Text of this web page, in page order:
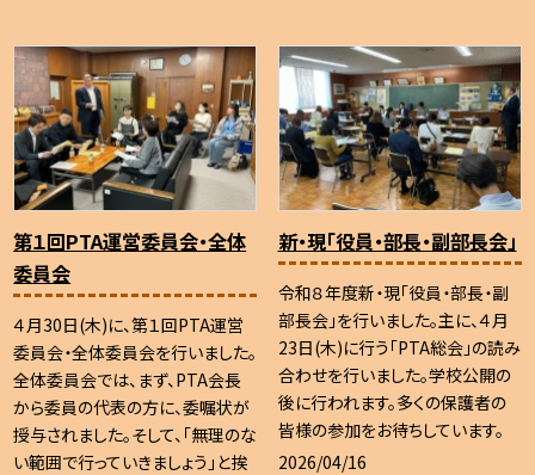
第１回PTA運営委員会・全体
委員会
４月30日(木)に、第１回PTA運営
委員会・全体委員会を行いました。
全体委員会では、まず、PTA会長
から委員の代表の方に、委嘱状が
授与されました。そして、「無理のな
い範囲で行っていきましょう」と挨
新・現「役員・部長・副部長会」
令和８年度新・現「役員・部長・副
部長会」を行いました。主に、４月
23日(木)に行う「PTA総会」の読み
合わせを行いました。学校公開の
後に行われます。多くの保護者の
皆様の参加をお待ちしています。
2026/04/16